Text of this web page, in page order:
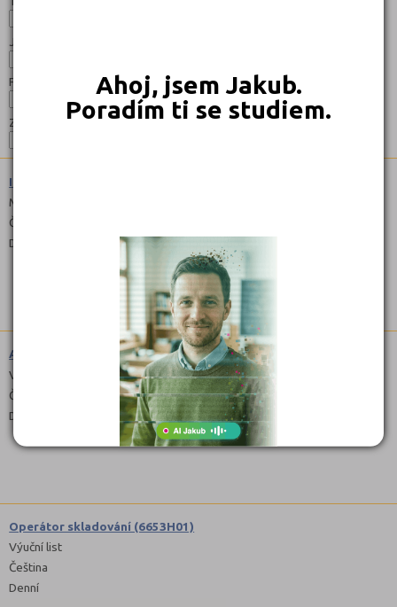
Ahoj, jsem Jakub.
Poradím ti se studiem.
Jazyk:
Forma:
Zaměření:
Informační technologie (1820M01)
Maturitní
Čeština
Denní
Aranžér (6655H02)
Výuční list
Čeština
Denní
Operátor skladování (6653H01)
Výuční list
Čeština
Denní